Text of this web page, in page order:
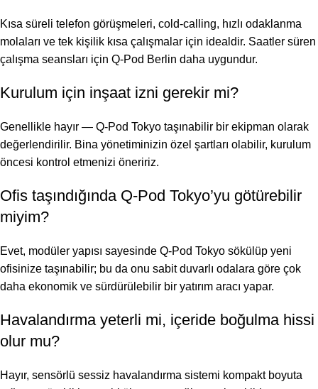
Kısa süreli telefon görüşmeleri, cold-calling, hızlı odaklanma
molaları ve tek kişilik kısa çalışmalar için idealdir. Saatler süren
çalışma seansları için Q-Pod Berlin daha uygundur.
Kurulum için inşaat izni gerekir mi?
Genellikle hayır — Q-Pod Tokyo taşınabilir bir ekipman olarak
değerlendirilir. Bina yönetiminizin özel şartları olabilir, kurulum
öncesi kontrol etmenizi öneririz.
Ofis taşındığında Q-Pod Tokyo’yu götürebilir
miyim?
Evet, modüler yapısı sayesinde Q-Pod Tokyo sökülüp yeni
ofisinize taşınabilir; bu da onu sabit duvarlı odalara göre çok
daha ekonomik ve sürdürülebilir bir yatırım aracı yapar.
Havalandırma yeterli mi, içeride boğulma hissi
olur mu?
Hayır, sensörlü sessiz havalandırma sistemi kompakt boyuta